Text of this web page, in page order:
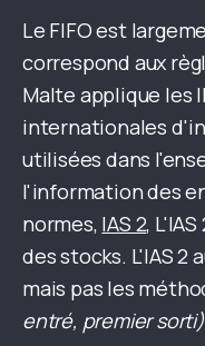
Le FIFO est
correspond aux
Malte applique les
internationales
utilisées dans
l'information des
normes, IAS 2,
des stocks. L'IAS 2
mais pas les
entré, premier sorti)